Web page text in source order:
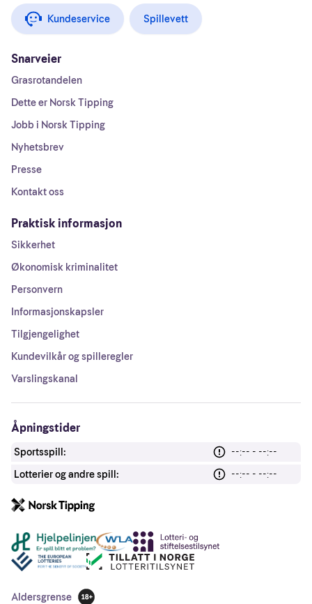
Kundeservice Spillevett
Snarveier
Grasrotandelen
Dette er Norsk Tipping
Jobb i Norsk Tipping
Nyhetsbrev
Presse
Kontakt oss
Praktisk informasjon
Sikkerhet
Økonomisk kriminalitet
Personvern
Informasjonskapsler
Tilgjengelighet
Kundevilkår og spilleregler
Varslingskanal
Åpningstider
Sportsspill:
--:-- - --:--
Lotterier og andre spill:
--:-- - --:--
Andre lenker
Aldersgrense